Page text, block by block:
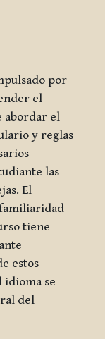
por
el
abordar el
y reglas
las
El
tiene
estos
idioma se
del